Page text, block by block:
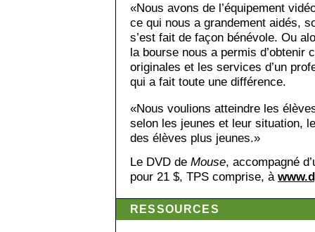
«Nous avons de l’équipement
ce qui nous a grandement aidés,
s’est fait de façon bénévole. Ou
la bourse nous a permis d’obtenir
originales et les services d’un
qui a fait toute une différence.
«Nous voulions atteindre les
selon les jeunes et leur situation,
des élèves plus jeunes.»
Le DVD de Mouse, accompagné
pour 21 $, TPS comprise, à
RESSOURCES